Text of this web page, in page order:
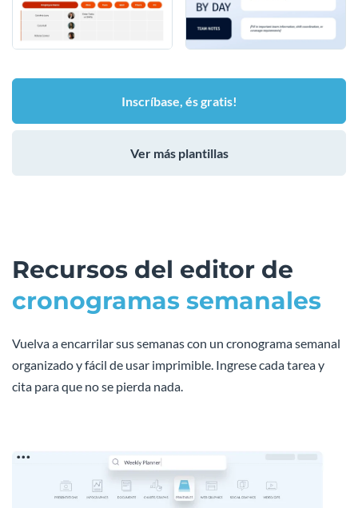
Inscríbase, és gratis!
Ver más plantillas
Recursos del editor de
cronogramas semanales
Vuelva a encarrilar sus semanas con un cronograma semanal
organizado y fácil de usar imprimible. Ingrese cada tarea y
cita para que no se pierda nada.